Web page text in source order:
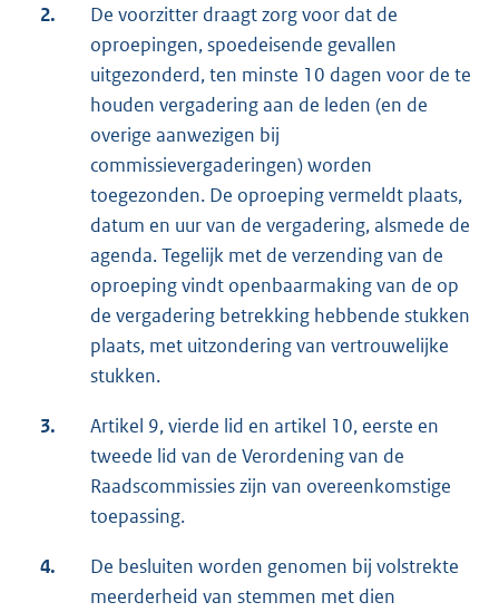
2.
De voorzitter draagt zorg voor dat de
oproepingen, spoedeisende gevallen
uitgezonderd, ten minste 10 dagen voor de te
houden vergadering aan de leden (en de
overige aanwezigen bij
commissievergaderingen) worden
toegezonden. De oproeping vermeldt plaats,
datum en uur van de vergadering, alsmede de
agenda. Tegelijk met de verzending van de
oproeping vindt openbaarmaking van de op
de vergadering betrekking hebbende stukken
plaats, met uitzondering van vertrouwelijke
stukken.
3.
Artikel 9, vierde lid en artikel 10, eerste en
tweede lid van de Verordening van de
Raadscommissies zijn van overeenkomstige
toepassing.
4.
De besluiten worden genomen bij volstrekte
meerderheid van stemmen met dien